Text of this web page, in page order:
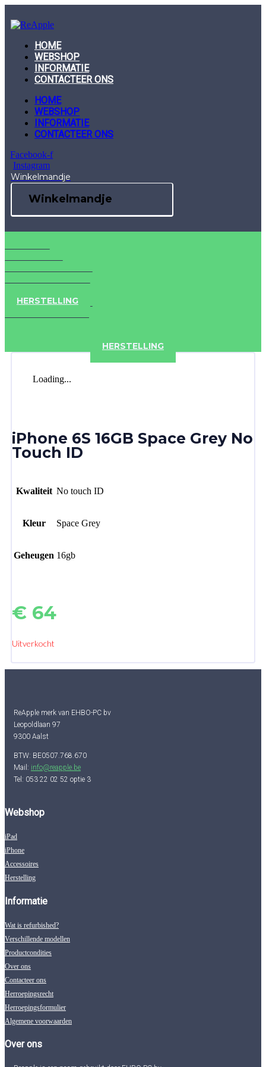
to
content
HOME
WEBSHOP
INFORMATIE
CONTACTEER ONS
HOME
WEBSHOP
INFORMATIE
CONTACTEER ONS
Facebook-f
Instagram
Winkelmandje
Winkelmandje
HERSTELLING
HERSTELLING
Loading...
iPhone 6S 16GB Space Grey No
Touch ID
Kwaliteit No touch ID
Kleur Space Grey
Geheugen 16gb
€ 64
Uitverkocht
ReApple merk van EHBO-PC bv
Leopoldlaan 97
9300 Aalst
BTW: BE0507.768.670
Mail: info@reapple.be
Tel: 053 22 02 52 optie 3
Webshop
iPad
iPhone
Accessoires
Herstelling
Informatie
Wat is refurbished?
Verschillende modellen
Productcondities
Over ons
Contacteer ons
Herroepingsrecht
Herroepingsformulier
Algemene voorwaarden
Over ons